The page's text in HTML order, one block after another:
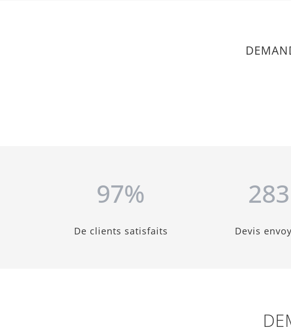
97%
De clients satisfaits
283
Devis